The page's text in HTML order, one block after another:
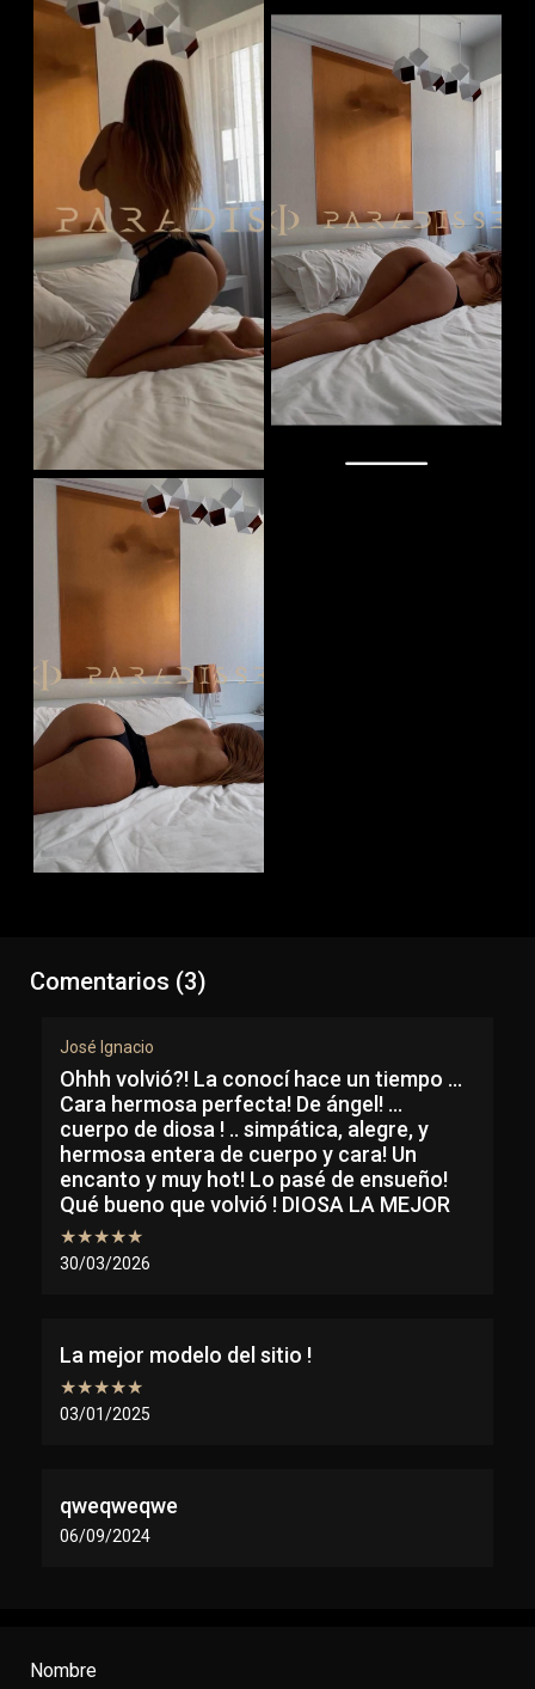
Comentarios (3)
José Ignacio
Ohhh volvió?! La conocí hace un tiempo …
Cara hermosa perfecta! De ángel! …
cuerpo de diosa ! .. simpática, alegre, y
hermosa entera de cuerpo y cara! Un
encanto y muy hot! Lo pasé de ensueño!
Qué bueno que volvió ! DIOSA LA MEJOR
★★★★★
30/03/2026
La mejor modelo del sitio !
★★★★★
03/01/2025
qweqweqwe
06/09/2024
Nombre